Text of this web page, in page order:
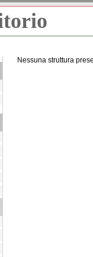
Nessuna struttura